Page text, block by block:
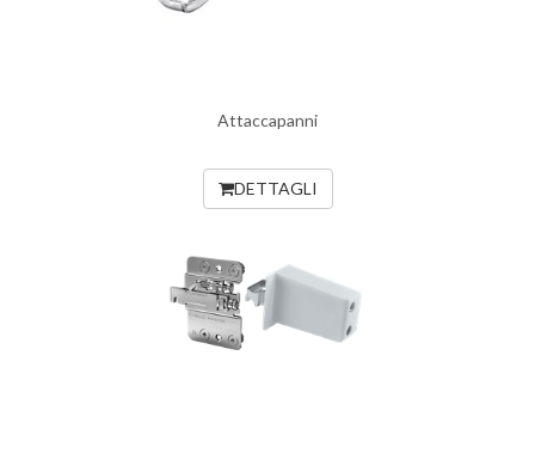
Attaccapanni
DETTAGLI